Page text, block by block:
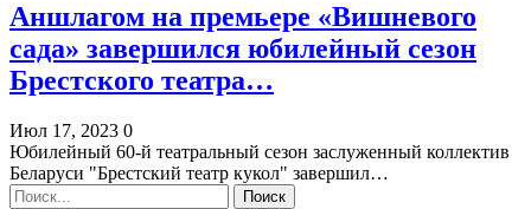
Аншлагом на премьере «Вишневого
сада» завершился юбилейный сезон
Брестского театра…
Июл 17, 2023 0
Юбилейный 60-й театральный сезон заслуженный коллектив
Беларуси "Брестский театр кукол" завершил…